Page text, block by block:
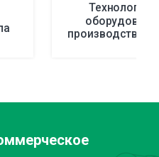
производства